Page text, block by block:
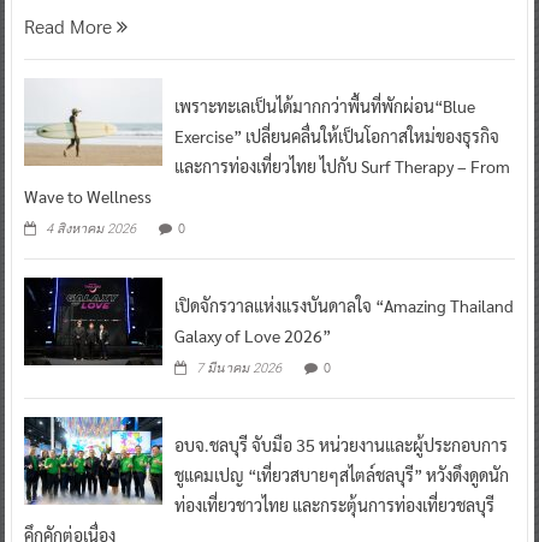
Read More
เพราะทะเลเป็นได้มากกว่าพื้นที่พักผ่อน“Blue
Exercise” เปลี่ยนคลื่นให้เป็นโอกาสใหม่ของธุรกิจ
และการท่องเที่ยวไทย ไปกับ Surf Therapy – From
Wave to Wellness
4 สิงหาคม 2026 0
เปิดจักรวาลแห่งแรงบันดาลใจ “Amazing Thailand
Galaxy of Love 2026”
7 มีนาคม 2026 0
อบจ.ชลบุรี จับมือ 35 หน่วยงานและผู้ประกอบการ
ชูแคมเปญ “เที่ยวสบายๆสไตล์ชลบุรี” หวังดึงดูดนัก
ท่องเที่ยวชาวไทย และกระตุ้นการท่องเที่ยวชลบุรี
คึกคักต่อเนื่อง